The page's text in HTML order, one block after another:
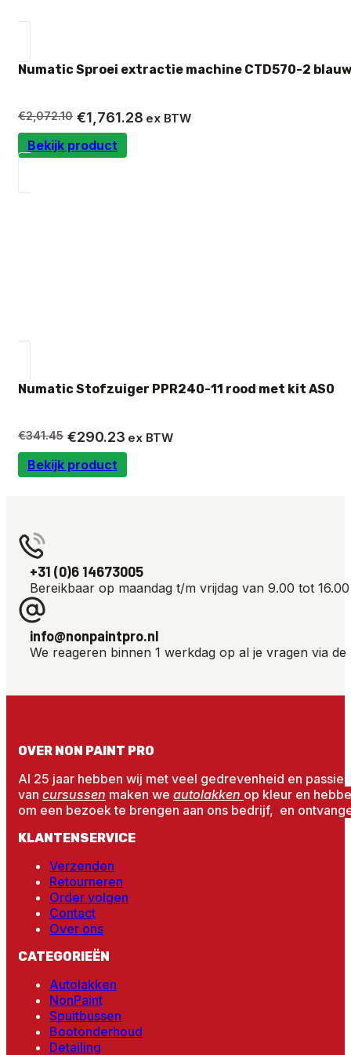
Numatic Sproei extractie machine CTD570-2
€2,072.10
Oorspronkelijke
prijs
was:
€1,761.28
Huidige
prijs
is:
ex BTW
Bekijk product
Numatic Stofzuiger PPR240-11 rood met kit AS0
€341.45
Oorspronkelijke
prijs
was:
€290.23
Huidige
prijs
is:
ex BTW
Bekijk product
+31 (0)6 14673005
Bereikbaar op maandag t/m vrijdag van 9.00 tot
info@nonpaintpro.nl
We reageren binnen 1 werkdag op al je vragen via de
OVER NON PAINT PRO
Al 25 jaar hebben wij met veel gedrevenheid en
van cursussen maken we autolakken op kleur en
om een bezoek te brengen aan ons bedrijf, en
KLANTENSERVICE
Verzenden
Retourneren
Order volgen
Contact
Over ons
CATEGORIEËN
Autolakken
NonPaint
Spuitbussen
Bootonderhoud
Detailing